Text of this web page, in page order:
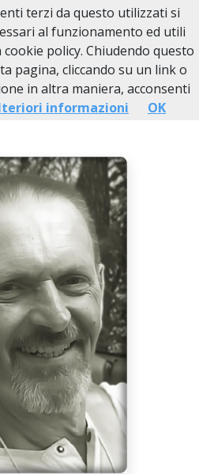
Borghetto di Borbera
Oliveri
terzi da questo utilizzati si
al funzionamento ed utili
policy. Chiudendo questo
pagina, cliccando su un link o
in altra maniera, acconsenti
informazioni OK